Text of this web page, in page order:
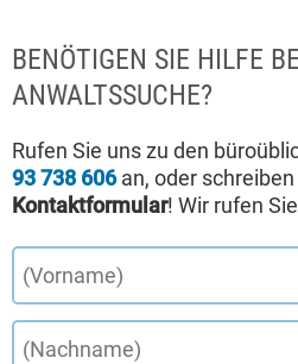
BENÖTIGEN SIE HILFE
ANWALTSSUCHE?
Rufen Sie uns zu den
93 738 606an, oder
Kontaktformular! Wir rufen